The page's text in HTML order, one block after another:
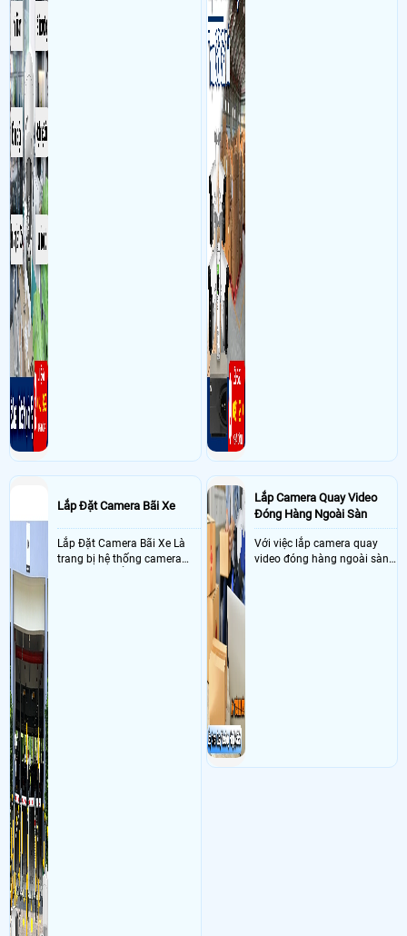
Lắp Đặt Camera Bãi Xe
Lắp Đặt Camera Bãi Xe Là
trang bị hệ thống camera
Lắp Camera Quay Video
Đóng Hàng Ngoài Sàn
Với việc lắp camera quay
video đóng hàng ngoài sàn